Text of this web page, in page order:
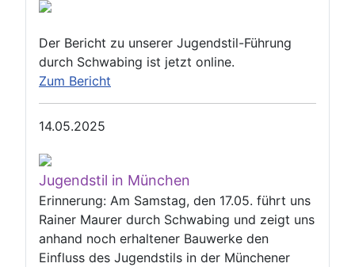
Der Bericht zu unserer Jugendstil-Führung
durch Schwabing ist jetzt online.
Zum Bericht
14.05.2025
Jugendstil in München
Erinnerung: Am Samstag, den 17.05. führt uns
Rainer Maurer durch Schwabing und zeigt uns
anhand noch erhaltener Bauwerke den
Einfluss des Jugendstils in der Münchener